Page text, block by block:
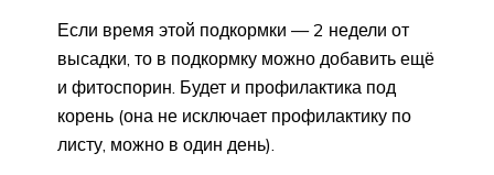
Если время этой подкормки — 2 недели от
высадки, то в подкормку можно добавить ещё
и фитоспорин. Будет и профилактика под
корень (она не исключает профилактику по
листу, можно в один день).